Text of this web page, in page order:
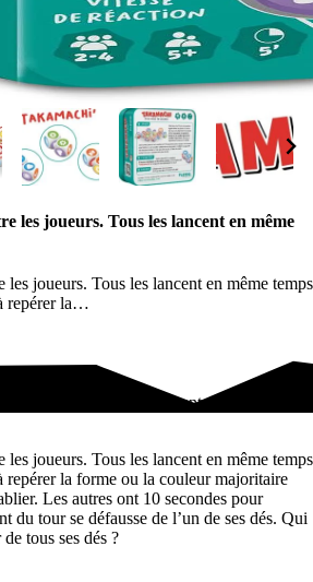
les joueurs. Tous les lancent en même
les joueurs. Tous les lancent en même temps
repérer la…
les joueurs. Tous les lancent en même temps
les joueurs. Tous les lancent en même temps
repérer la forme ou la couleur majoritaire
Les autres ont 10 secondes pour
du tour se défausse de l’un de ses dés. Qui
tous ses dés ?